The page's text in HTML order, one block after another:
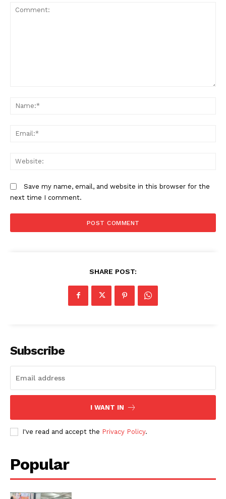
Save my name, email, and website in this browser for the
next time I comment.
SHARE POST:
Subscribe
I WANT IN
I've read and accept the Privacy Policy.
Popular